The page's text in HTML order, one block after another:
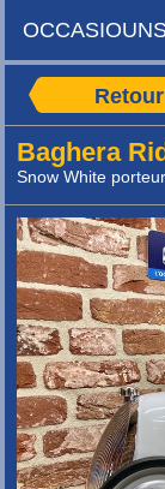
Retour
Baghera
Snow White porteur